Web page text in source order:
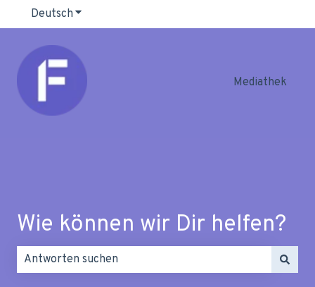
Deutsch Untermenü für Übersetzungen anzeigen
Mediathek
Wie können wir Dir helfen?